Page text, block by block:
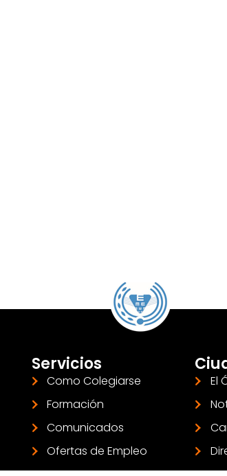
Servicios
Como Colegiarse
Formación
Comunicados
Ofertas de Empleo
El